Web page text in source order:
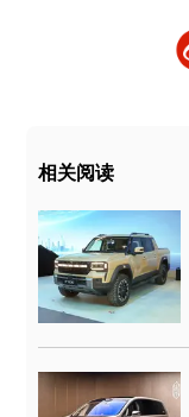
相关阅读